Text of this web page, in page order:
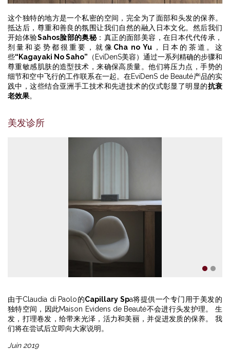
这个独特的地方是一个私密的空间，完全为了面部和头发的保养。
抵达后，尊重和善良的氛围让我们自然的融入日本文化。然后我们
开始体验Sahos脸部的奥秘：真正的面部美容，在日本代代传承，
剂量和姿势都很重要，就像 Cha no Yu，日本的茶道。这
些“Kagayaki No Saho” （EviDenS美容）通过一系列精确的步骤和
尊重敏感肌肤的造型技术，来确保高质量。他们将压力点，手势的
细节和空中飞行的工作联系在一起。在EviDenS de Beauté产品的实
践中，这些结合亚洲手工技术和先进技术的仪式彰显了明显的抗衰
老效果。
美发诊所
由于Claudia di Paolo的Capillary Spa将提供一个专门用于美发的
独特空间，因此Maison Evidens de Beauté不会进行头发护理。 生
发，打理卷发，给带来光泽，活力和美丽，并促进发质的保养。 我
们将在尝试后立即向大家说明。
Juin 2019